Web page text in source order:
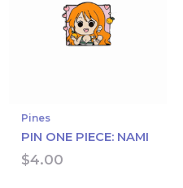
Pines
PIN ONE PIECE: NAMI
$4.00